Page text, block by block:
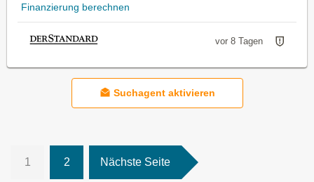
Finanzierung berechnen
vor 8 Tagen
Suchagent aktivieren
1 2 Nächste Seite